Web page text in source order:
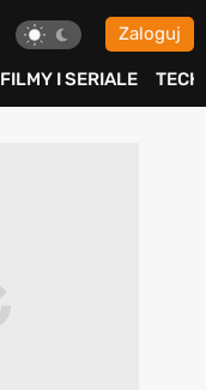
Zaloguj
FILMY I SERIALE TECH